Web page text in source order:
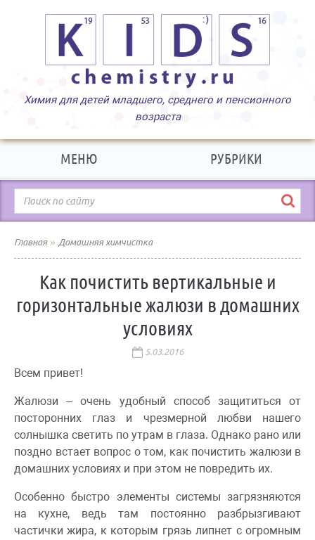
МЕНЮ РУБРИКИ
Главная» Домашняя химчистка
Как почистить вертикальные и
горизонтальные жалюзи в домашних
условиях
5.03.2016
Всем привет!
Жалюзи – очень удобный способ защититься от
посторонних глаз и чрезмерной любви нашего
солнышка светить по утрам в глаза. Однако рано или
поздно встает вопрос о том, как почистить жалюзи в
домашних условиях и при этом не повредить их.
Особенно быстро элементы системы загрязняются
на кухне, ведь там постоянно разбрызгивают
частички жира, к которым грязь липнет с огромным